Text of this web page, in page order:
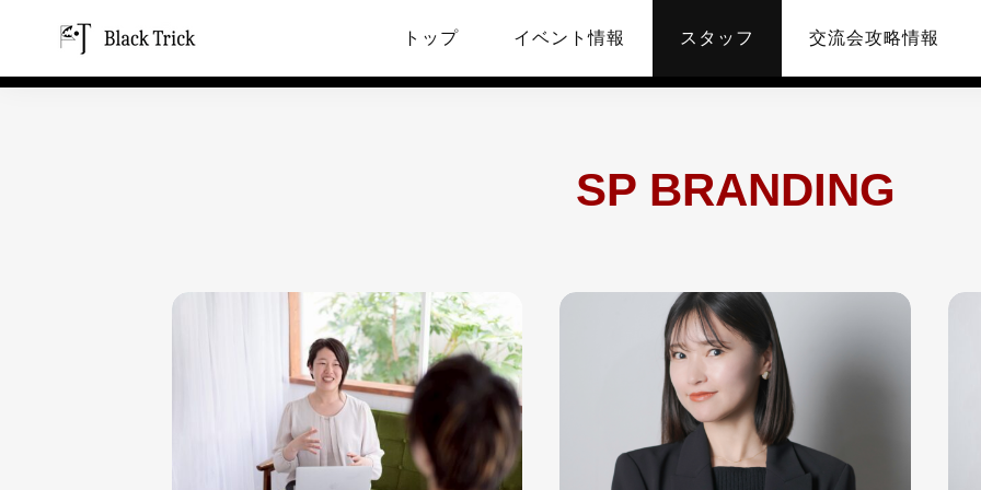
トップ イベント情報 スタッフ 交流会攻略情報
スタッフ
SP BRANDING